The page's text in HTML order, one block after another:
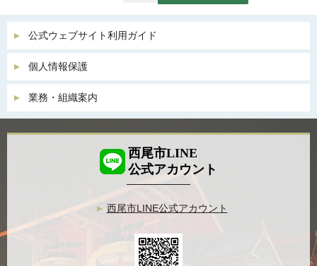
公式ウェブサイト利用ガイド
個人情報保護
業務・組織案内
西尾市LINE
公式アカウント
西尾市LINE公式アカウント